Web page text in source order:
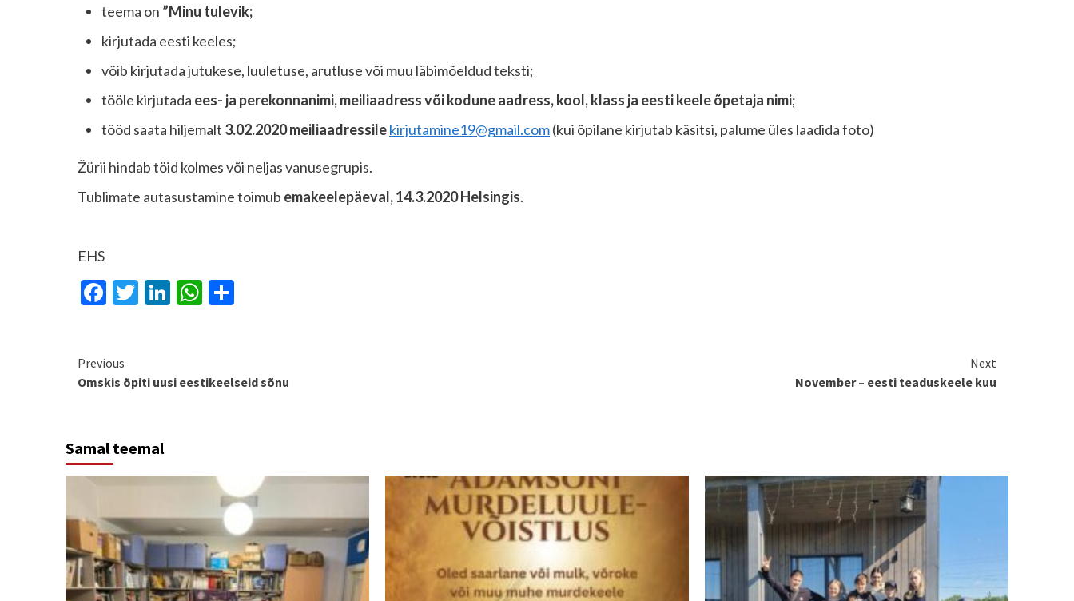
teema on ”Minu tulevik;
kirjutada eesti keeles;
võib kirjutada jutukese, luuletuse, arutluse või muu läbimõeldud teksti;
tööle kirjutada ees- ja perekonnanimi, meiliaadress või kodune aadress, kool, klass ja eesti keele õpetaja nimi;
tööd saata hiljemalt 3.02.2020 meiliaadressilekirjutamine19@gmail.com(kui õpilane kirjutab käsitsi, palume üles laadida foto)
Žürii hindab töid kolmes või neljas vanusegrupis.
Tublimate autasustamine toimub emakeelepäeval, 14.3.2020 Helsingis.
EHS
Facebook
Twitter
LinkedIn
WhatsApp
Continue
Reading
Previous
Omskis õpiti uusi eestikeelseid sõnu
Next
November – eesti teaduskeele kuu
Samal teemal